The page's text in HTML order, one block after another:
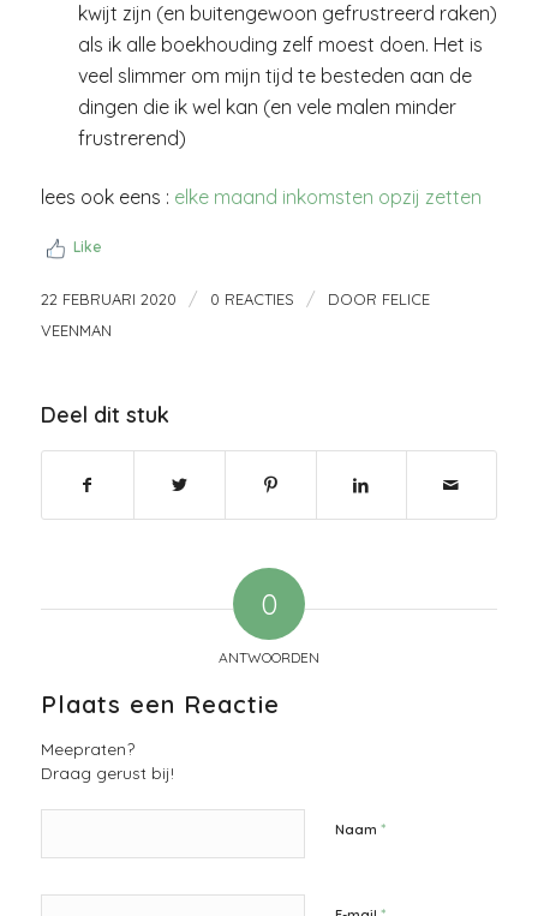
kwijt zijn (en buitengewoon gefrustreerd raken)
als ik alle boekhouding zelf moest doen. Het is
veel slimmer om mijn tijd te besteden aan de
dingen die ik wel kan (en vele malen minder
frustrerend)
lees ook eens : elke maand inkomsten opzij zetten
Like
22 FEBRUARI 2020 / 0 REACTIES / DOOR FELICE
VEENMAN
Deel dit stuk
0
ANTWOORDEN
Plaats een Reactie
Meepraten?
Draag gerust bij!
Naam *